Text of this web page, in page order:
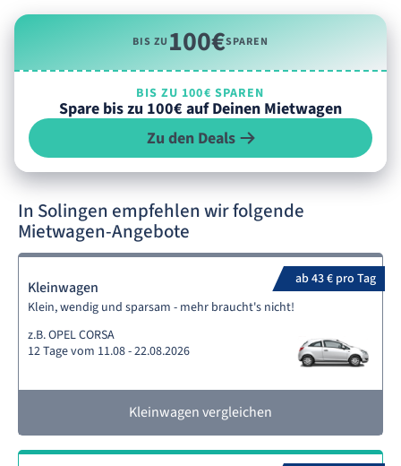
BIS ZU100€SPAREN
BIS ZU 100€ SPAREN
Spare bis zu 100€ auf Deinen Mietwagen
Zu den Deals
In Solingen empfehlen wir folgende
Mietwagen-Angebote
ab 43 € pro Tag
Kleinwagen
Klein, wendig und sparsam - mehr braucht's nicht!
z.B. OPEL CORSA
12 Tage vom 11.08 - 22.08.2026
Kleinwagen vergleichen